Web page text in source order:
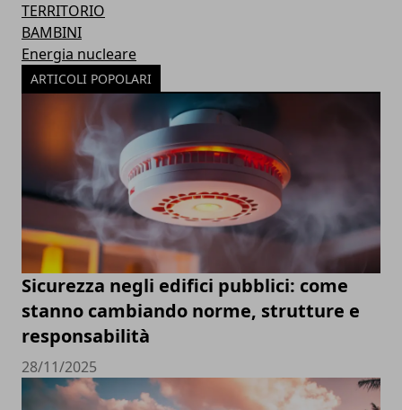
TERRITORIO
BAMBINI
Energia nucleare
ARTICOLI POPOLARI
Sicurezza negli edifici pubblici: come
stanno cambiando norme, strutture e
responsabilità
28/11/2025